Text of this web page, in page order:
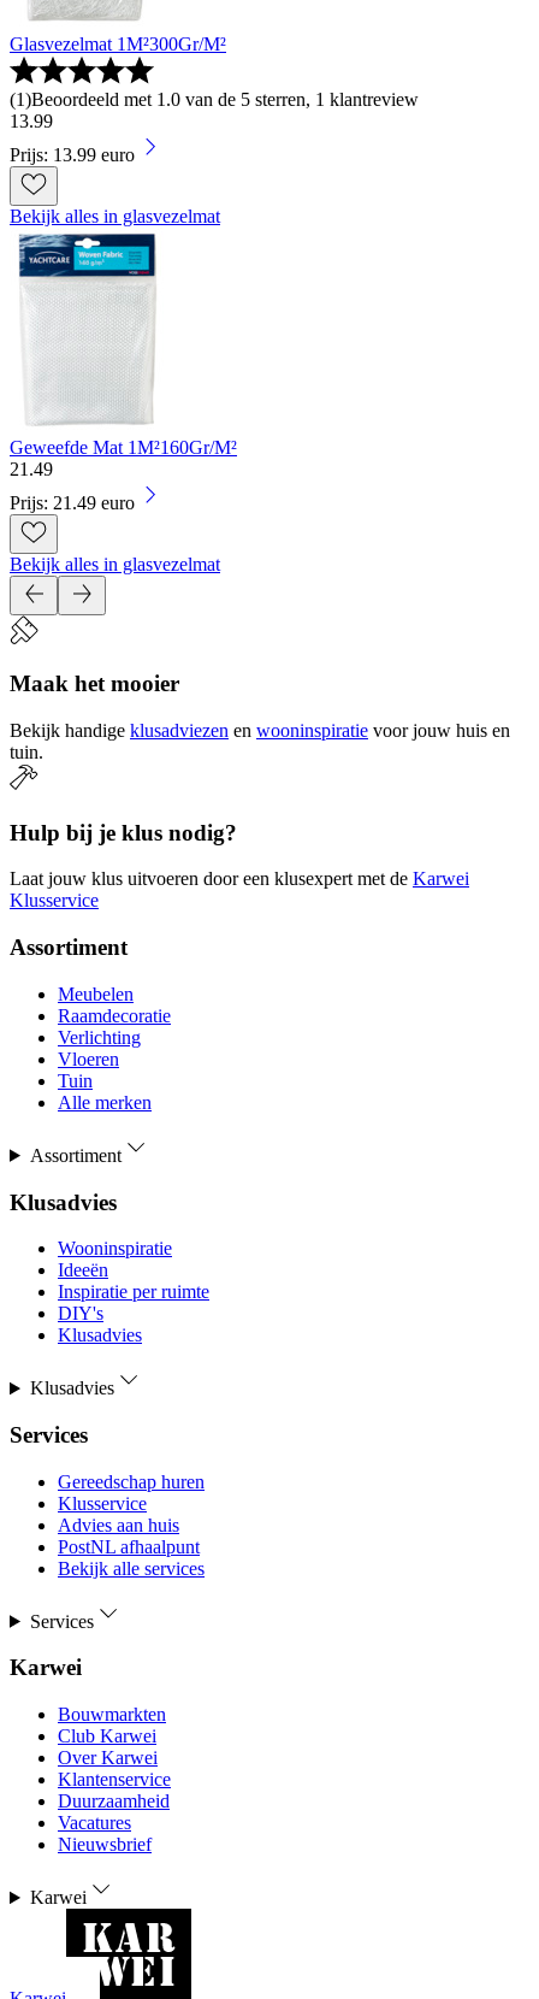
Glasvezelmat 1M²300Gr/M²
(1)Beoordeeld met 1.0 van de 5 sterren, 1 klantreview
13.99
Prijs: 13.99 euro
Bekijk alles in glasvezelmat
Geweefde Mat 1M²160Gr/M²
21 .49
Prijs: 21.49 euro
Bekijk alles in glasvezelmat
Maak het mooier
Bekijk handige klusadviezen en wooninspiratie voor jouw huis en
tuin.
Hulp bij je klus nodig?
Laat jouw klus uitvoeren door een klusexpert met de Karwei
Klusservice
Assortiment
Meubelen
Raamdecoratie
Verlichting
Vloeren
Tuin
Alle merken
Assortiment
Klusadvies
Wooninspiratie
Ideeën
Inspiratie per ruimte
DIY's
Klusadvies
Klusadvies
Services
Gereedschap huren
Klusservice
Advies aan huis
PostNL afhaalpunt
Bekijk alle services
Services
Karwei
Bouwmarkten
Club Karwei
Over Karwei
Klantenservice
Duurzaamheid
Vacatures
Nieuwsbrief
Karwei